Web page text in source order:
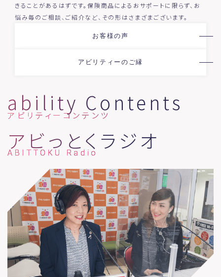
きることがあるはずです。保険商品によるおサポートに限らず、お
悩み毎のご相談、ご紹介など、その形はさまざまございます。
お客様の声
アビリティーのご縁
ability Contents
アビリティーコンテンツ
アビっとくラジオ
ABITTOKU Radio